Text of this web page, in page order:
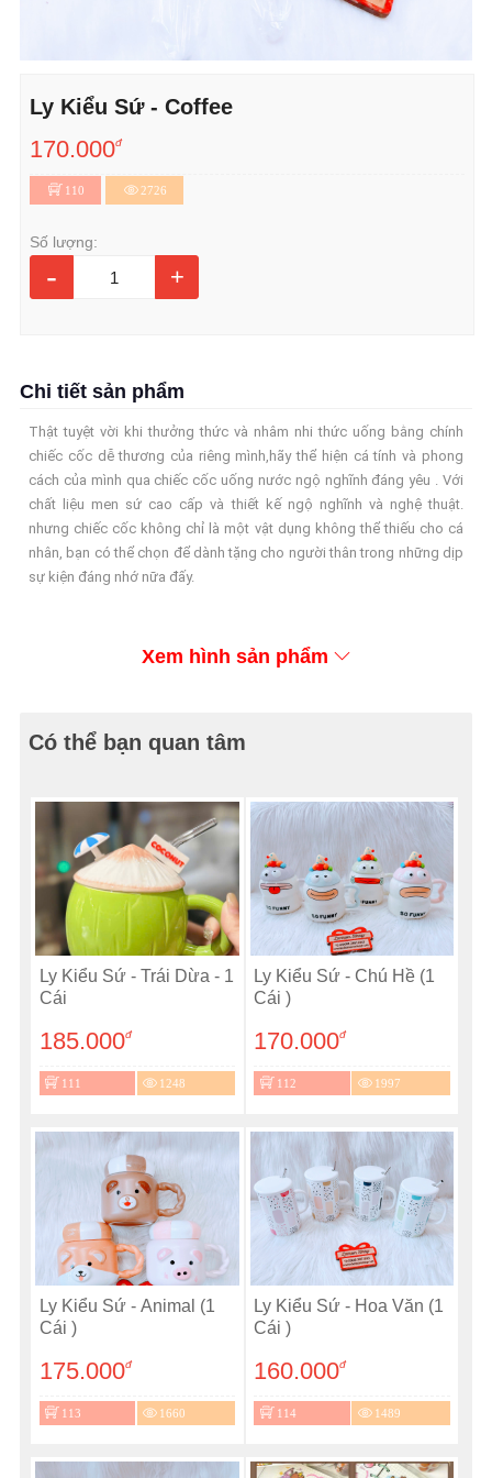
Ly Kiểu Sứ - Coffee
170.000đ
110 2726
Số lượng:
- +
Chi tiết sản phẩm
Thật tuyệt vời khi thưởng thức và nhâm nhi thức uống bằng chính
chiếc cốc dễ thương của riêng mình,hãy thể hiện cá tính và phong
cách của mình qua chiếc cốc uống nước ngộ nghĩnh đáng yêu . Với
chất liệu men sứ cao cấp và thiết kế ngộ nghĩnh và nghệ thuật.
nhưng chiếc cốc không chỉ là một vật dụng không thể thiếu cho cá
nhân, bạn có thể chọn để dành tặng cho người thân trong những dịp
sự kiện đáng nhớ nữa đấy.
Xem hình sản phẩm
Có thể bạn quan tâm
Ly Kiểu Sứ - Trái Dừa - 1
Cái
185.000đ
111 1248
Ly Kiểu Sứ - Chú Hề (1
Cái )
170.000đ
112 1997
Ly Kiểu Sứ - Animal (1
Cái )
175.000đ
113 1660
Ly Kiểu Sứ - Hoa Văn (1
Cái )
160.000đ
114 1489